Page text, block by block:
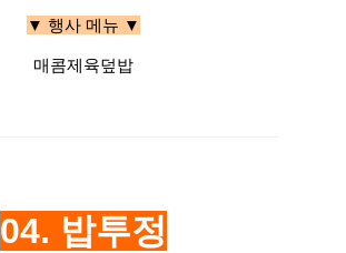
▼ 행사 메뉴 ▼
매콤제육덮밥
04. 밥투정